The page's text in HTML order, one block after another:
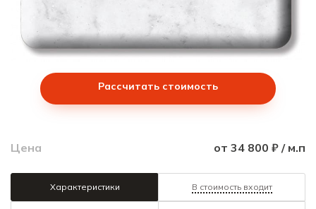
Рассчитать стоимость
Цена от 34 800 ₽ / м.п
Характеристики В стоимость входит